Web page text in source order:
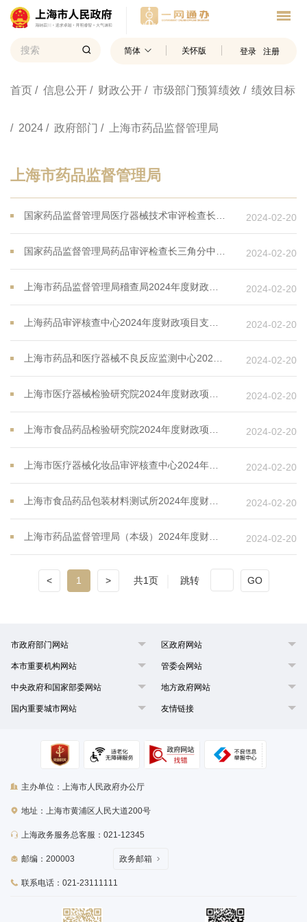
简体 关怀版 登录 注册
首页 / 信息公开 / 财政公开 / 市级部门预算绩效 / 绩效目标
/ 2024 / 政府部门 / 上海市药品监督管理局
上海市药品监督管理局
2024-02-20
2024-02-20
2024-02-20
2024-02-20
2024-02-20
2024-02-20
2024-02-20
2024-02-20
2024-02-20
2024-02-20
< 1 > 共1页 跳转 GO
市政府部门网站 区政府网站
本市重要机构网站 管委会网站
中央政府和国家部委网站 地方政府网站
国内重要城市网站 友情链接
主办单位：上海市人民政府办公厅
地址：上海市黄浦区人民大道200号
上海政务服务总客服：021-12345
邮编：200003
联系电话：021-23111111
政务邮箱